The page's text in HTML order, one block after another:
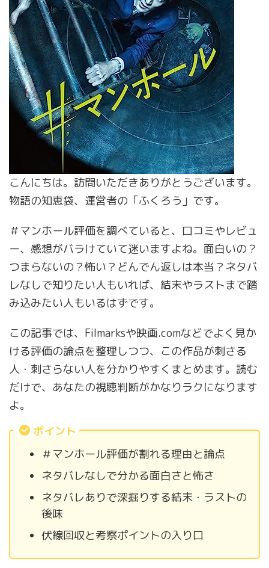
こんにちは。訪問いただきありがとうございます。
物語の知恵袋、運営者の「ふくろう」です。
＃マンホール評価を調べていると、口コミやレビュ
ー、感想がバラけていて迷いますよね。面白いの？
つまらないの？怖い？どんでん返しは本当？ネタバ
レなしで知りたい人もいれば、結末やラストまで踏
み込みたい人もいるはずです。
この記事では、Filmarksや映画.comなどでよく見か
ける評価の論点を整理しつつ、この作品が刺さる
人・刺さらない人を分かりやすくまとめます。読む
だけで、あなたの視聴判断がかなりラクになります
よ。
ポイント
＃マンホール評価が割れる理由と論点
ネタバレなしで分かる面白さと怖さ
ネタバレありで深掘りする結末・ラストの
後味
伏線回収と考察ポイントの入り口